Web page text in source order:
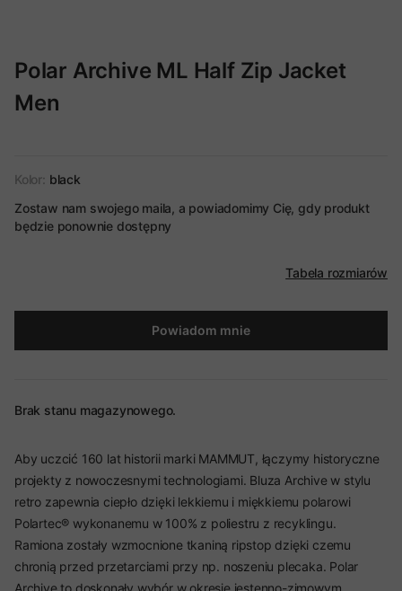
Polar Archive ML Half Zip Jacket
Men
Kolor: black
Zostaw nam swojego maila, a powiadomimy Cię, gdy produkt
będzie ponownie dostępny
Tabela rozmiarów
Powiadom mnie
Brak stanu magazynowego.
Aby uczcić 160 lat historii marki MAMMUT, łączymy historyczne
projekty z nowoczesnymi technologiami. Bluza Archive w stylu
retro zapewnia ciepło dzięki lekkiemu i miękkiemu polarowi
Polartec® wykonanemu w 100% z poliestru z recyklingu.
Ramiona zostały wzmocnione tkaniną ripstop dzięki czemu
chronią przed przetarciami przy np. noszeniu plecaka. Polar
Archive to doskonały wybór w okresie jestenno-zimowym.